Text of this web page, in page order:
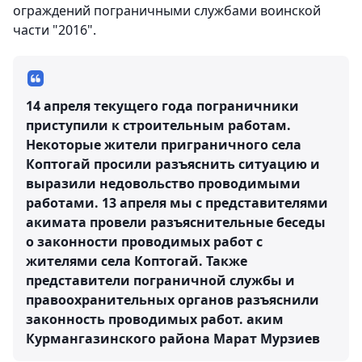
ограждений пограничными службами воинской
части "2016".
14 апреля текущего года пограничники
приступили к строительным работам.
Некоторые жители приграничного села
Коптогай просили разъяснить ситуацию и
выразили недовольство проводимыми
работами. 13 апреля мы с представителями
акимата провели разъяснительные беседы
о законности проводимых работ с
жителями села Коптогай. Также
представители пограничной службы и
правоохранительных органов разъяснили
законность проводимых работ. аким
Курмангазинского района Марат Мурзиев